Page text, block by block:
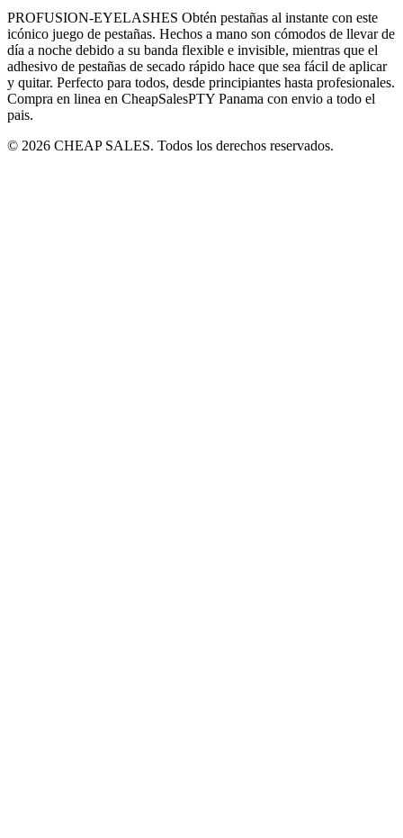
PROFUSION-EYELASHES Obtén pestañas al instante con este
icónico juego de pestañas. Hechos a mano son cómodos de llevar de
día a noche debido a su banda flexible e invisible, mientras que el
adhesivo de pestañas de secado rápido hace que sea fácil de aplicar
y quitar. Perfecto para todos, desde principiantes hasta profesionales.
Compra en linea en CheapSalesPTY Panama con envio a todo el
pais.
© 2026 CHEAP SALES. Todos los derechos reservados.